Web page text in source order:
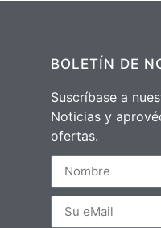
BOLETÍN DE
Suscríbase a
Noticias y
ofertas.